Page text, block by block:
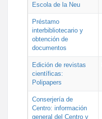
Escola de la Neu
Préstamo
interbibliotecario y
obtención de
documentos
Edición de revistas
científicas:
Polipapers
Conserjería de
Centro: información
general del Centro y